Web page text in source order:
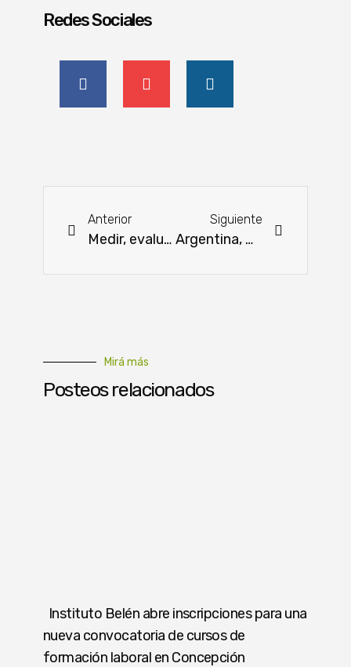
Redes Sociales
Anterior
Medir, evaluar y seleccionar: el camino hacia la carne de calidad
Siguiente
Argentina, Brasil y Paraguay mantienen su invicto
Mirá más
Posteos relacionados
Instituto Belén abre inscripciones para una
nueva convocatoria de cursos de
formación laboral en Concepción